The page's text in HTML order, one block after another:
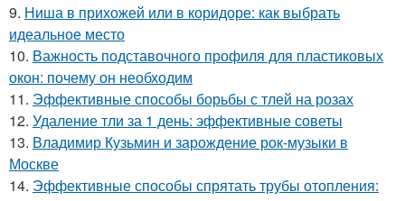
9. Ниша в прихожей или в коридоре: как выбрать
идеальное место
10. Важность подставочного профиля для пластиковых
окон: почему он необходим
11. Эффективные способы борьбы с тлей на розах
12. Удаление тли за 1 день: эффективные советы
13. Владимир Кузьмин и зарождение рок-музыки в
Москве
14. Эффективные способы спрятать трубы отопления: